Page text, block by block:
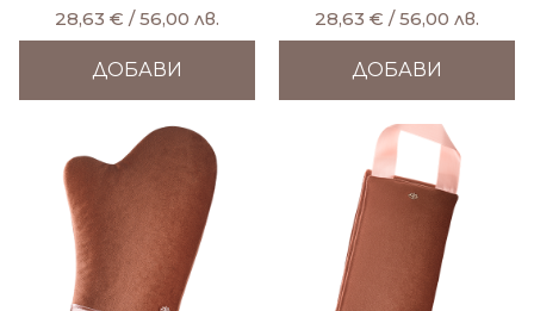
28,63 € / 56,00 лв.
ДОБАВИ
28,63 € / 56,00 лв.
ДОБАВИ